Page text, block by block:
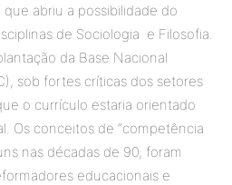
que abriu a possibilidade do
de Sociologia e Filosofia.
da Base Nacional
sob fortes críticas dos setores
o currículo estaria orientado
Os conceitos de “competência
nas décadas de 90, foram
educacionais e